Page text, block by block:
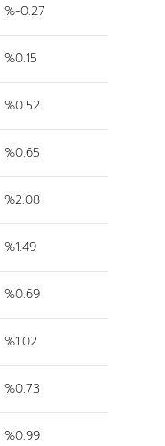
%-0.27
%0.15
%0.52
%0.65
%2.08
%1.49
%0.69
%1.02
%0.73
%0.99